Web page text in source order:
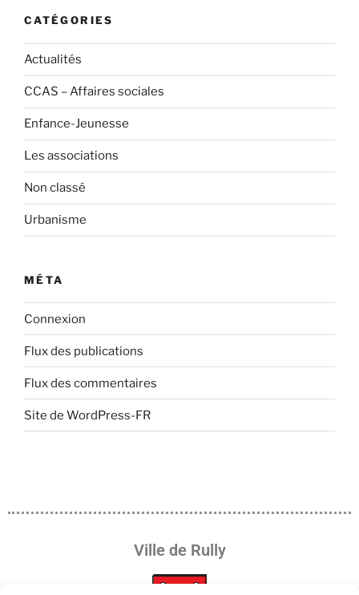
CATÉGORIES
Actualités
CCAS – Affaires sociales
Enfance-Jeunesse
Les associations
Non classé
Urbanisme
MÉTA
Connexion
Flux des publications
Flux des commentaires
Site de WordPress-FR
Ville de Rully